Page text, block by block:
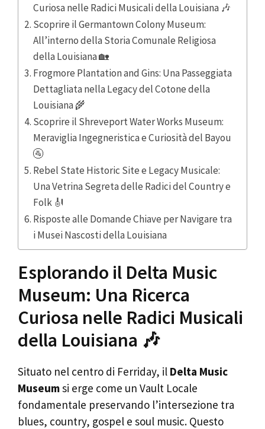
Curiosa nelle Radici Musicali della Louisiana 🎶
Scoprire il Germantown Colony Museum:
All’interno della Storia Comunale Religiosa
della Louisiana 🏡
Frogmore Plantation and Gins: Una Passeggiata
Dettagliata nella Legacy del Cotone della
Louisiana 🌾
Scoprire il Shreveport Water Works Museum:
Meraviglia Ingegneristica e Curiosità del Bayou
🚰
Rebel State Historic Site e Legacy Musicale:
Una Vetrina Segreta delle Radici del Country e
Folk 🎻
Risposte alle Domande Chiave per Navigare tra
i Musei Nascosti della Louisiana
Esplorando il Delta Music
Museum: Una Ricerca
Curiosa nelle Radici Musicali
della Louisiana 🎶
Situato nel centro di Ferriday, il Delta Music
Museumsi erge come un Vault Locale
fondamentale preservando l’intersezione tra
blues, country, gospel e soul music. Questo